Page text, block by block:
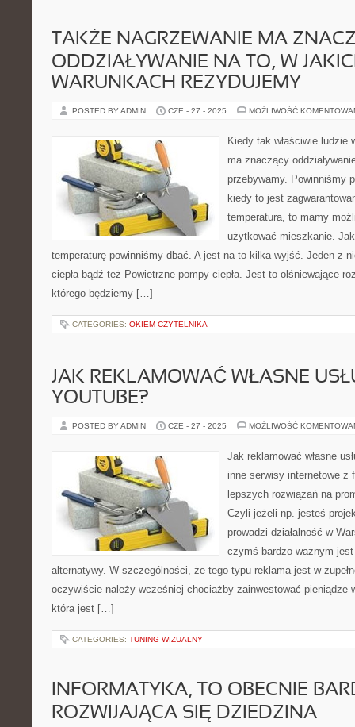
TAKŻE NAGRZEWANIE MA
ODDZIAŁYWANIE NA TO, W
WARUNKACH REZYDUJEMY
POSTED BY ADMIN CZE - 27 - 2025 MOŻLIWOŚĆ
Kiedy tak właściwie
ma znaczący
przebywamy. Powinniśmy
kiedy to jest
temperatura, to mamy
użytkować mieszkanie.
temperaturę powinniśmy dbać. A jest na to kilka wyjść. Jeden z
ciepła bądź też Powietrzne pompy ciepła. Jest to olśniewające
którego będziemy […]
CATEGORIES: OKIEM CZYTELNIKA
JAK REKLAMOWAĆ WŁASNE
YOUTUBE?
POSTED BY ADMIN CZE - 27 - 2025 MOŻLIWOŚĆ
Jak reklamować własne
inne serwisy internetowe z
lepszych rozwiązań na
Czyli jeżeli np. jesteś
prowadzi działalność w
czymś bardzo ważnym
alternatywy. W szczególności, że tego typu reklama jest w
oczywiście należy wcześniej chociażby zainwestować pieniądze
która jest […]
CATEGORIES: TUNING WIZUALNY
INFORMATYKA, TO OBECNIE
ROZWIJAJĄCA SIĘ DZIEDZINA